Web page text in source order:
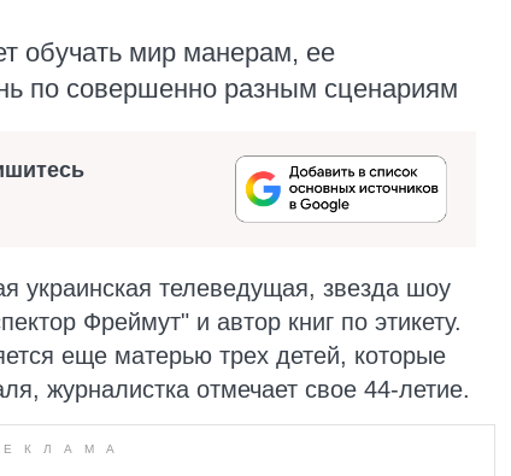
обучать мир манерам, ее
по совершенно разным сценариям
украинская телеведущая, звезда шоу
Фреймут" и автор книг по этикету.
еще матерью трех детей, которые
журналистка отмечает свое 44-летие.